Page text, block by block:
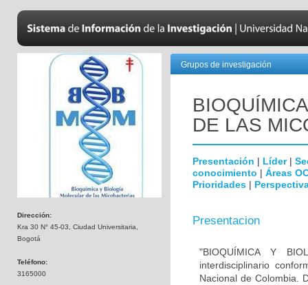
Dirección:
Kra 30 N° 45-03, Ciudad Universitaria,
Bogotá
Teléfono:
3165000
Grupos de investigación
DE LAS
Presentación | Líder|
conocimiento | Áreas
Prioridades |
Presentacion
"BIOQUÍMICA Y
interdisciplinario
Nacional de Colombia.